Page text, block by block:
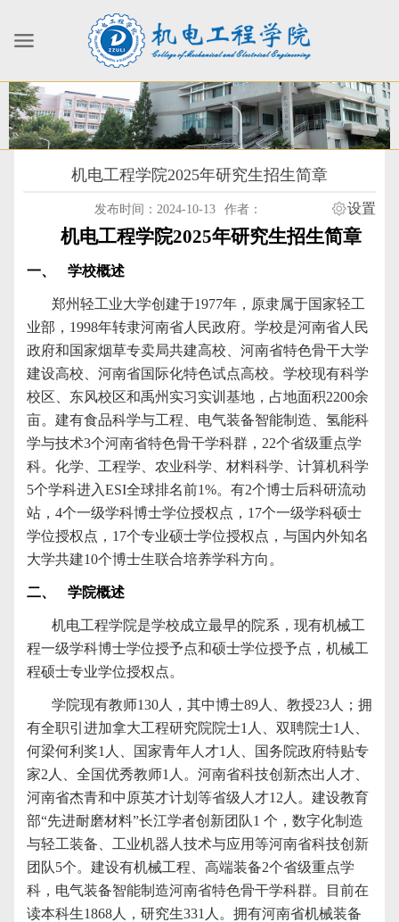
机电工程学院2025年研究生招生简章
发布时间：2024-10-13 作者： 设置
机电工程学院2025年研究生招生简章
一、 学校概述
郑州轻工业大学创建于1977年，原隶属于国家轻工
业部， 1998年转隶河南省人民政府。学校是河南省人民
政府和国家烟草专卖局共建高校、河南省特色骨干大学
建设高校、河南省国际化特色试点高校。学校现有科学
校区、东风校区和禹州实习实训基地，占地面积2200余
亩。建有食品科学与工程、电气装备智能制造、氢能科
学与技术3个河南省特色骨干学科群， 22个省级重点学
科。化学、工程学、农业科学、材料科学、计算机科学
5个学科进入ESI全球排名前1%。有2个博士后科研流动
站， 4个一级学科博士学位授权点， 17个一级学科硕士
学位授权点， 17个专业硕士学位授权点，与国内外知名
大学共建10个博士生联合培养学科方向。
二、 学院概述
机电工程学院是学校成立最早的院系，现有机械工
程一级学科博士学位授予点和硕士学位授予点，机械工
程硕士专业学位授权点。
学院现有教师130 人，其中博士89 人、教授23 人；拥
有全职引进加拿大工程研究院院士1 人、双聘院士1 人、
何梁何利奖1 人、国家青年人才1 人、国务院政府特贴专
家2 人、全国优秀教师1 人。河南省科技创新杰出人才、
河南省杰青和中原英才计划等省级人才12 人。建设教育
部“先进耐磨材料”长江学者创新团队1 个，数字化制造
与轻工装备、工业机器人技术与应用等河南省科技创新
团队5个。建设有机械工程、高端装备2个省级重点学
科，电气装备智能制造河南省特色骨干学科群。目前在
读本科生1868 人，研究生331 人。拥有河南省机械装备